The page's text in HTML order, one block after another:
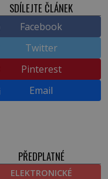
SDÍLEJTE ČLÁNEK
Facebook
Twitter
Pinterest
Email
PŘEDPLATNÉ
ELEKTRONICKÉ